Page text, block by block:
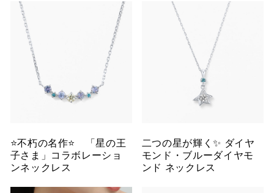
⭐️不朽の名作⭐️ 「星の王
子さま」コラボレーショ
ンネックレス
二つの星が輝く✨ ダイヤ
モンド・ブルーダイヤモ
ンド ネックレス